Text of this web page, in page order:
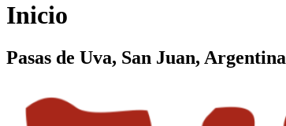
Inicio
Pasas de Uva, San Juan, Argentina